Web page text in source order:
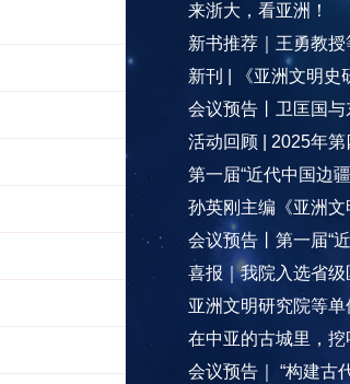
来浙大，看亚洲！
新书推荐｜王勇教
新刊 | 《亚洲文明史
会议预告丨卫匡国
活动回顾 | 2025年第
第一届“近代中国边
孙英刚主编《亚洲
会议预告丨第一届“
喜报｜我院入选省
亚洲文明研究院等
在中亚的古城里，
会议预告｜ “构建古